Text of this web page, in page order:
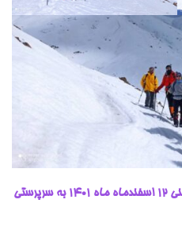
پنجمین آشنایی با سنگنوردی و کار فنی 12 اسفندماه ماه ۱۴۰۱ به سرپرستی